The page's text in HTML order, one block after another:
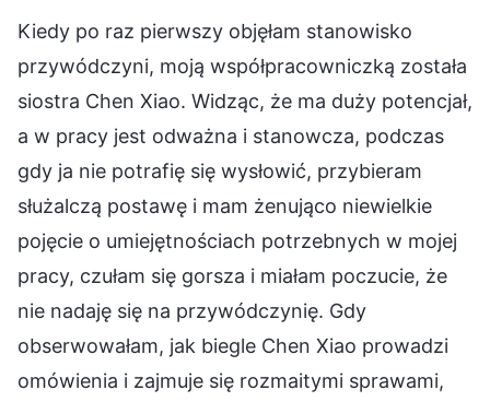
Kiedy po raz pierwszy objęłam stanowisko
przywódczyni, moją współpracowniczką została
siostra Chen Xiao. Widząc, że ma duży potencjał,
a w pracy jest odważna i stanowcza, podczas
gdy ja nie potrafię się wysłowić, przybieram
służalczą postawę i mam żenująco niewielkie
pojęcie o umiejętnościach potrzebnych w mojej
pracy, czułam się gorsza i miałam poczucie, że
nie nadaję się na przywódczynię. Gdy
obserwowałam, jak biegle Chen Xiao prowadzi
omówienia i zajmuje się rozmaitymi sprawami,